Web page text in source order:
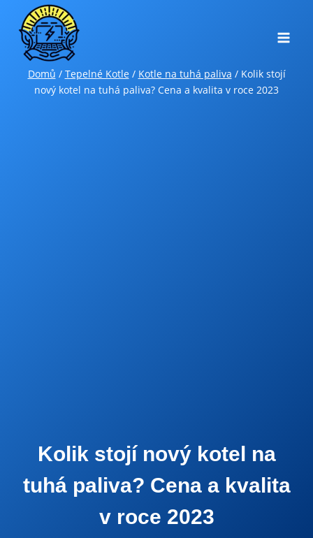
Přeskočit
obsah
Domů / Tepelné Kotle / Kotle na tuhá paliva / Kolik stojí
nový kotel na tuhá paliva? Cena a kvalita v roce 2023
Kolik stojí nový kotel na
tuhá paliva? Cena a kvalita
v roce 2023